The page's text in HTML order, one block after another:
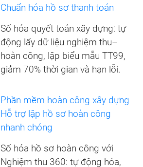
Chuẩn hóa hồ sơ thanh toán
Số hóa quyết toán xây dựng: tự
động lấy dữ liệu nghiệm thu–
hoàn công, lập biểu mẫu TT99,
giảm 70% thời gian và hạn lỗi.
Phần mềm hoàn công xây dựng
Hỗ trợ lập hồ sơ hoàn công
nhanh chóng
Số hóa hồ sơ hoàn công với
Nghiệm thu 360: tự động hóa,